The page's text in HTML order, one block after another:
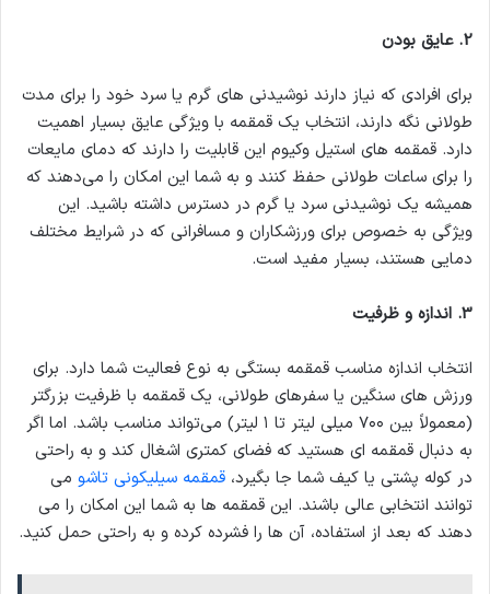
2. عایق بودن
برای افرادی که نیاز دارند نوشیدنی های گرم یا سرد خود را برای مدت
طولانی نگه دارند، انتخاب یک قمقمه با ویژگی عایق بسیار اهمیت
دارد. قمقمه های استیل وکیوم این قابلیت را دارند که دمای مایعات
را برای ساعات طولانی حفظ کنند و به شما این امکان را می‌دهند که
همیشه یک نوشیدنی سرد یا گرم در دسترس داشته باشید. این
ویژگی به خصوص برای ورزشکاران و مسافرانی که در شرایط مختلف
دمایی هستند، بسیار مفید است.
3. اندازه و ظرفیت
انتخاب اندازه مناسب قمقمه بستگی به نوع فعالیت شما دارد. برای
ورزش های سنگین یا سفرهای طولانی، یک قمقمه با ظرفیت بزرگتر
(معمولاً بین ۷۰۰ میلی لیتر تا ۱ لیتر) می‌تواند مناسب باشد. اما اگر
به دنبال قمقمه ای هستید که فضای کمتری اشغال کند و به راحتی
در کوله پشتی یا کیف شما جا بگیرد، قمقمه سیلیکونی تاشو می
توانند انتخابی عالی باشند. این قمقمه ها به شما این امکان را می
دهند که بعد از استفاده، آن ها را فشرده کرده و به راحتی حمل کنید.